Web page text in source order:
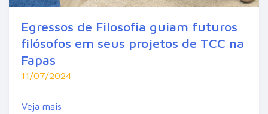
Egressos de Filosofia guiam futuros
filósofos em seus projetos de TCC na
Fapas
11/07/2024
Veja mais